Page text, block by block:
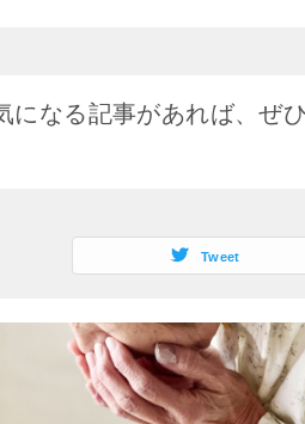
になる記事があれば、ぜ
Tweet